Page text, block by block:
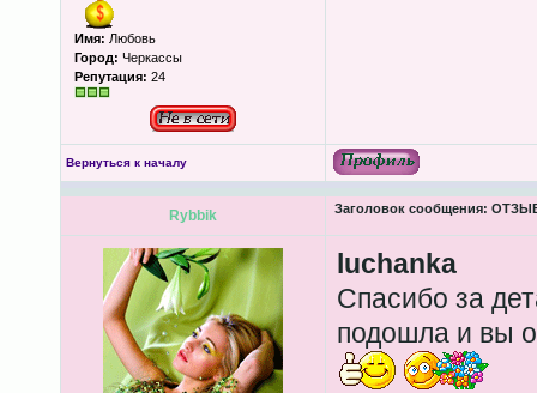
Имя: Любовь
Город: Черкассы
Репутация: 24
Вернуться к началу
Rybbik Заголовок сообщения:
luchanka
Спасибо за
подошла и вы